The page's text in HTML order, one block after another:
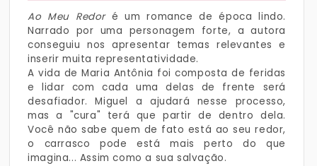
Ao Meu Redoré um romance de época lindo.
Narrado por uma personagem forte, a autora
conseguiu nos apresentar temas relevantes e
inserir muita representatividade.
A vida de Maria Antônia foi composta de feridas
e lidar com cada uma delas de frente será
desafiador. Miguel a ajudará nesse processo,
mas a "cura" terá que partir de dentro dela.
Você não sabe quem de fato está ao seu redor,
o carrasco pode está mais perto do que
imagina... Assim como a sua salvação.